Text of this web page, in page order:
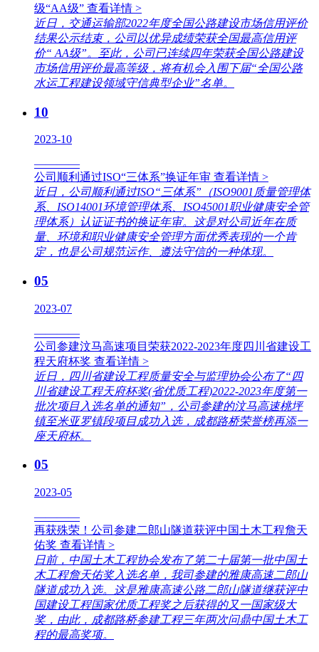
级“AA级” 查看详情 >
近日，交通运输部2022年度全国公路建设市场信用评价
结果公示结束，公司以优异成绩荣获全国最高信用评
价“ AA级”。至此，公司已连续四年荣获全国公路建设
市场信用评价最高等级，将有机会入围下届“全国公路
水运工程建设领域守信典型企业”名单。
10
2023-10
————
公司顺利通过ISO“三体系”换证年审 查看详情 >
近日，公司顺利通过ISO“三体系”（ISO9001质量管理体
系、ISO14001环境管理体系、ISO45001职业健康安全管
理体系）认证证书的换证年审。这是对公司近年在质
量、环境和职业健康安全管理方面优秀表现的一个肯
定，也是公司规范运作、遵法守信的一种体现。
05
2023-07
————
公司参建汶马高速项目荣获2022-2023年度四川省建设工
程天府杯奖 查看详情 >
近日，四川省建设工程质量安全与监理协会公布了“四
川省建设工程天府杯奖(省优质工程)2022-2023年度第一
批次项目入选名单的通知”，公司参建的汶马高速桃坪
镇至米亚罗镇段项目成功入选，成都路桥荣誉榜再添一
座天府杯。
05
2023-05
————
再获殊荣！公司参建二郎山隧道获评中国土木工程詹天
佑奖 查看详情 >
日前，中国土木工程协会发布了第二十届第一批中国土
木工程詹天佑奖入选名单，我司参建的雅康高速二郎山
隧道成功入选。这是雅康高速公路二郎山隧道继获评中
国建设工程国家优质工程奖之后获得的又一国家级大
奖，由此，成都路桥参建工程三年两次问鼎中国土木工
程的最高奖项。